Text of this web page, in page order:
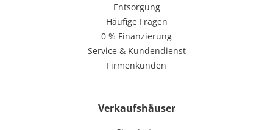
Entsorgung
Häufige Fragen
0 % Finanzierung
Service & Kundendienst
Firmenkunden
Verkaufshäuser